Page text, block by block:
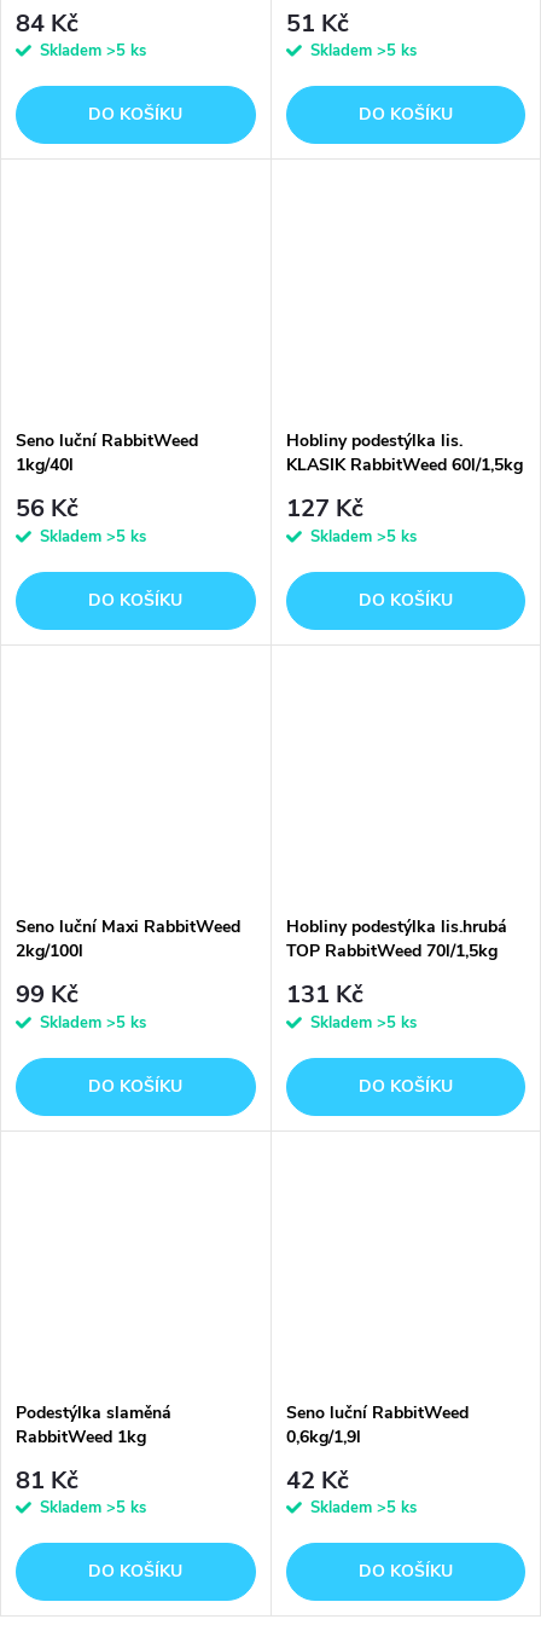
84 Kč
Skladem >5 ks
DO KOŠÍKU
51 Kč
Skladem >5 ks
DO KOŠÍKU
Seno luční RabbitWeed
1kg/40l
56 Kč
Skladem >5 ks
DO KOŠÍKU
Hobliny podestýlka lis.
KLASIK RabbitWeed 60l/1,5kg
127 Kč
Skladem >5 ks
DO KOŠÍKU
Seno luční Maxi RabbitWeed
2kg/100l
99 Kč
Skladem >5 ks
DO KOŠÍKU
Hobliny podestýlka lis.hrubá
TOP RabbitWeed 70l/1,5kg
131 Kč
Skladem >5 ks
DO KOŠÍKU
Podestýlka slaměná
RabbitWeed 1kg
81 Kč
Skladem >5 ks
DO KOŠÍKU
Seno luční RabbitWeed
0,6kg/1,9l
42 Kč
Skladem >5 ks
DO KOŠÍKU